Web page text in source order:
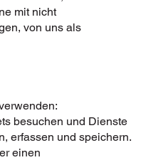
mit nicht
von uns als
besuchen und Dienste
erfassen und speichern.
einen